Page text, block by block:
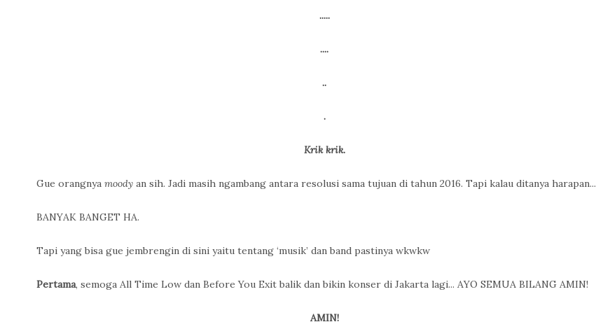
.....
....
..
.
Krik krik.
Gue orangnya moody an sih. Jadi masih ngambang antara resolusi sama tujuan di tahun 2016. Tapi kalau ditanya harapan...
BANYAK BANGET HA.
Tapi yang bisa gue jembrengin di sini yaitu tentang ‘musik’ dan band pastinya wkwkw
Pertama, semoga All Time Low dan Before You Exit balik dan bikin konser di Jakarta lagi... AYO SEMUA BILANG AMIN!
AMIN!